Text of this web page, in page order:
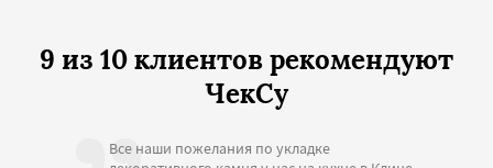
9 из 10 клиентов рекомендуют
ЧекСу
Все наши пожелания по укладке